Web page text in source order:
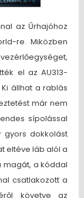
az Űrhajóhoz
re. Miközben
el az AU313-
állhat a rablás
már nem
sípolással
gyors dokkolást
eltéve láb alól a
magát, a kóddal
csatlakozott a
követve az